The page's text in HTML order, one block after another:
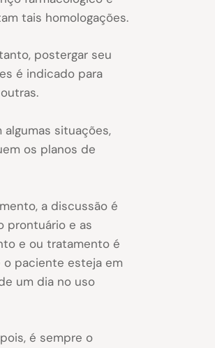
tais homologações.
postergar seu
é indicado para
situações,
os planos de
a discussão é
prontuário e as
e ou tratamento é
o paciente esteja em
um dia no uso
é sempre o